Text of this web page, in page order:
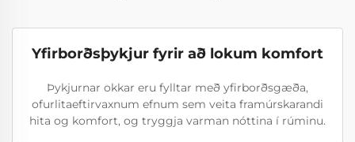
Yfirborðsþykjur fyrir að lokum komfort
Þykjurnar okkar eru fylltar með yfirborðsgæða,
ofurlitaeftirvaxnum efnum sem veita framúrskarandi
hita og komfort, og tryggja varman nóttina í rúminu.